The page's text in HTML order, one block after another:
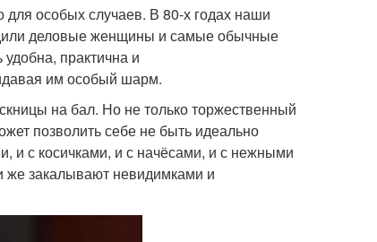
для особых случаев. В 80-х годах наши
деловые женщины и самые обычные
практична и
им особый шарм.
на бал. Но не только торжественный
позволить себе не быть идеально
и с косичками, и с начёсами, и с нежными
же закалывают невидимками и